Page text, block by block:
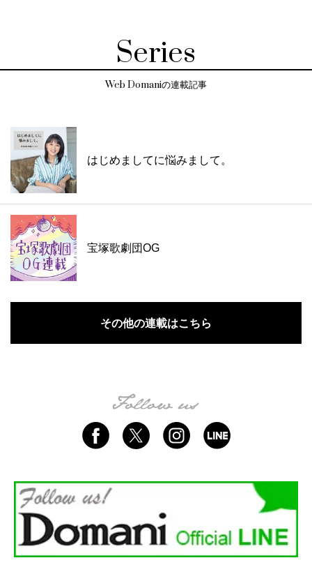
Series
Web Domaniの連載記事
はじめましてに悩みまして。
宝塚歌劇団OG
その他の連載はこちら